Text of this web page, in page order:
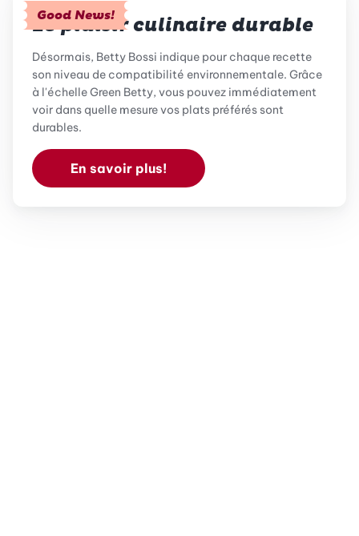
Good News!
Le plaisir culinaire durable
Désormais, Betty Bossi indique pour chaque recette
son niveau de compatibilité environnementale. Grâce
à l'échelle Green Betty, vous pouvez immédiatement
voir dans quelle mesure vos plats préférés sont
durables.
En savoir plus!